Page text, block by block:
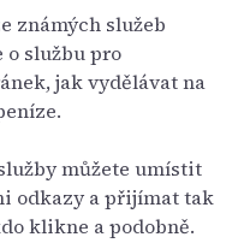
známých služeb
o službu pro
jak vydělávat na
můžete umístit
odkazy a přijímat tak
klikne a podobně.